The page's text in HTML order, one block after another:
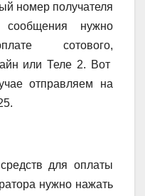
номер получателя
нужно
сотового,
или Теле 2. Вот
отправляем на
для оплаты
нужно нажать